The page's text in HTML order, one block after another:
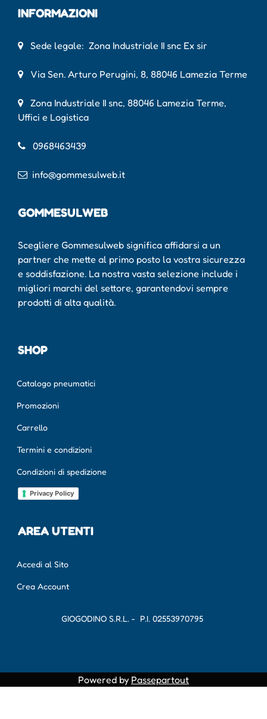
INFORMAZIONI
Sede legale: Zona Industriale II snc Ex sir
Via Sen. Arturo Perugini, 8, 88046 Lamezia Terme
Zona Industriale II snc, 88046 Lamezia Terme,
Uffici e Logistica
0968463439
info@gommesulweb.it
GOMMESULWEB
Scegliere Gommesulweb significa affidarsi a un
partner che mette al primo posto la vostra sicurezza
e soddisfazione. La nostra vasta selezione include i
migliori marchi del settore, garantendovi sempre
prodotti di alta qualità.
SHOP
Catalogo pneumatici
Promozioni
Carrello
Termini e condizioni
Condizioni di spedizione
Privacy Policy
AREA UTENTI
Accedi al Sito
Crea Account
GIOGODINO S.R.L. - P.I. 02553970795
Powered by Passepartout